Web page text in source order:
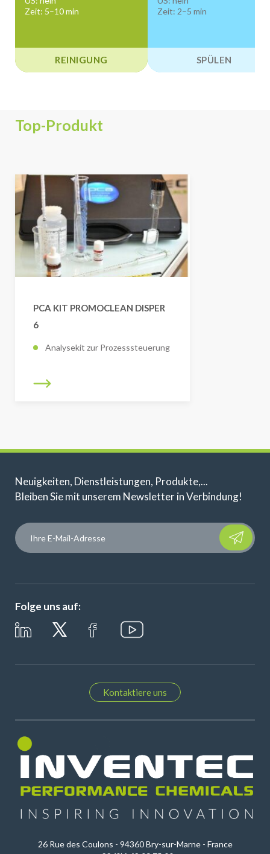
Zeit: 5–10 min
REINIGUNG
Zeit: 2–5 min
SPÜLEN
Top-Produkt
PCA KIT PROMOCLEAN DISPER
6
Analysekit zur Prozesssteuerung
Neuigkeiten, Dienstleistungen, Produkte,...
Bleiben Sie mit unserem Newsletter in Verbindung!
Please
Folge uns auf:
Kontaktiere uns
26 Rue des Coulons - 94360 Bry-sur-Marne - France